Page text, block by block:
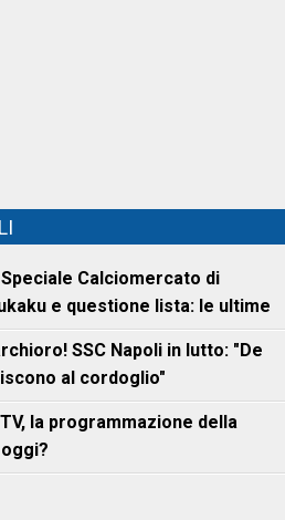
Speciale Calciomercato di
e questione lista: le ultime
SSC Napoli in lutto: "De
al cordoglio"
la programmazione della